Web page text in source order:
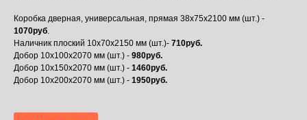
Коробка дверная, универсальная, прямая 38х75х2100 мм (шт.) -
1070руб.
Наличник плоский 10х70х2150 мм (шт.)- 710руб.
Добор 10х100х2070 мм (шт.) - 980руб.
Добор 10х150х2070 мм (шт.) - 1460руб.
Добор 10х200х2070 мм (шт.) - 1950руб.